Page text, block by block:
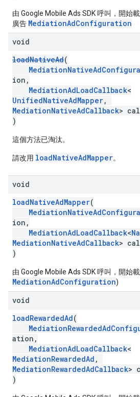
由 Google Mobile Ads SDK 呼叫，開始
廣告 MediationAdConfiguration
void
loadNativeAd(
ion,
MediationAdLoadCallback<
UnifiedNativeAdMapper,
MediationNativeAdCallback>
)
這個方法已淘汰。
請改用 loadNativeAdMapper。
void
loadNativeAdMapper(
ion,
MediationAdLoadCallback<
MediationNativeAdCallback>
)
由 Google Mobile Ads SDK 呼叫，開始
MediationAdConfiguration)
void
loadRewardedAd(
ation,
MediationAdLoadCallback<
MediationRewardedAd ,
MediationRewardedAdCallback>
)